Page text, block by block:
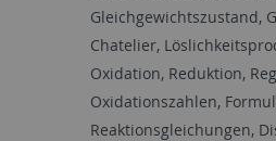
Gleichgewichtszustand,
Chatelier,
Oxidation, Reduktion,
Oxidationszahlen,
Reaktionsgleichungen,